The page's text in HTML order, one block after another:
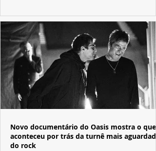
Novo documentário do Oasis mostra o que
aconteceu por trás da turnê mais aguardada
do rock